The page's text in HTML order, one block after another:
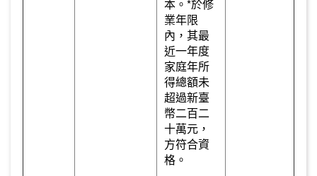
本。*於修
業年限
內，其最
近一年度
家庭年所
得總額未
超過新臺
幣二百二
十萬元，
方符合資
格。